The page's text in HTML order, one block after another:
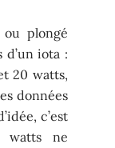
plongé
d’un iota :
20 watts,
données
c’est
watts ne